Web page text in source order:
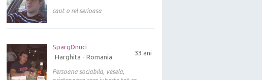
caut o rel serioasa
SpargDnuci
33 ani
Harghita - Romania
Persoana sociabila, vesela,